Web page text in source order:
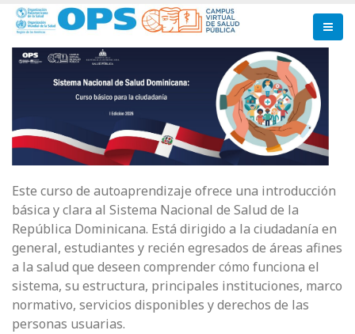
Pasar
contenido
principal
Este curso de autoaprendizaje ofrece una introducción
básica y clara al Sistema Nacional de Salud de la
República Dominicana. Está dirigido a la ciudadanía en
general, estudiantes y recién egresados de áreas afines
a la salud que deseen comprender cómo funciona el
sistema, su estructura, principales instituciones, marco
normativo, servicios disponibles y derechos de las
personas usuarias.